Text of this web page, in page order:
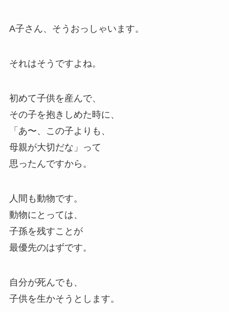
A子さん、そうおっしゃいます。
それはそうですよね。
初めて子供を産んで、
その子を抱きしめた時に、
「あ〜、この子よりも、
母親が大切だな」って
思ったんですから。
人間も動物です。
動物にとっては、
子孫を残すことが
最優先のはずです。
自分が死んでも、
子供を生かそうとします。